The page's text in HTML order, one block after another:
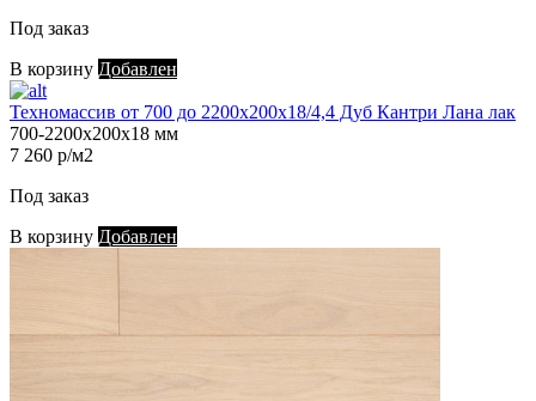
Под заказ
В корзину Добавлен
Техномассив от 700 до 2200х200х18/4,4 Дуб Кантри Лана лак
700-2200х200х18 мм
7 260 р/м2
Под заказ
В корзину Добавлен